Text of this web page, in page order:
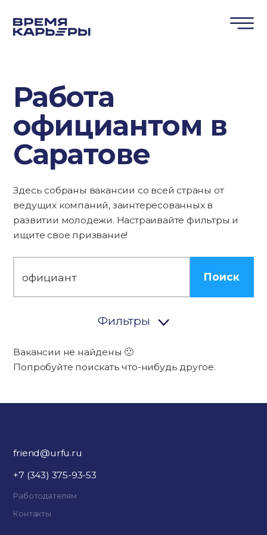
Работа
официантом в
Саратове
Здесь собраны вакансии со всей страны от
ведущих компаний, заинтересованных в
развитии молодежи. Настраивайте фильтры и
ищите свое призвание!
Поиск
Фильтры
Вакансии не найдены 🙁
Попробуйте поискать что-нибудь другое.
friend@urfu.ru
+7 (343) 375-93-53
Работодателям
Контакты